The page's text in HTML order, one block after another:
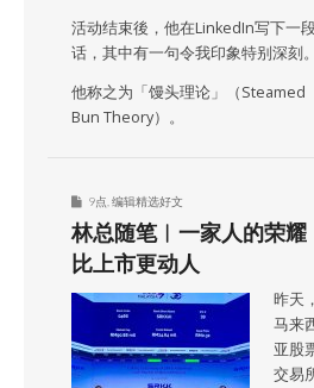
活动结束後，他在LinkedIn写下一
话，其中有一句令我印象特别深刻。
他称之为「馒头理论」（Steamed
Bun Theory）。
9点 编辑精选好文
林总随笔︱一家人的荣耀
比上市更动人
昨天，
马来
亚股
交易